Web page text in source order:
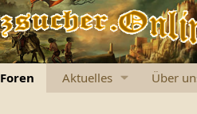
Foren Aktuelles Über